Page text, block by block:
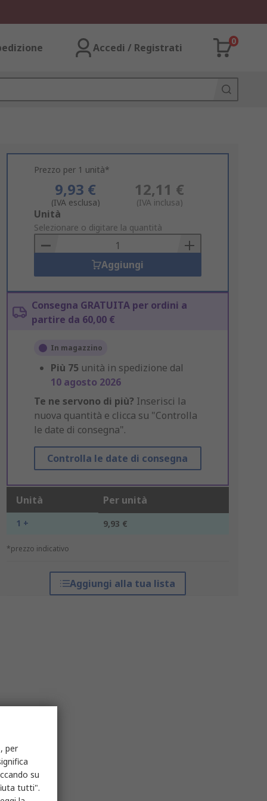
Accedi / Registrati
0
Prezzo per 1 unità*
9,93 €
(IVA esclusa)
12,11 €
(IVA inclusa)
Add
to
Basket
Unità
Selezionare o digitare la quantità
Aggiungi
Consegna GRATUITA per ordini a
partire da 60,00 €
In magazzino
Più 75 unità in spedizione dal
10 agosto 2026
Te ne servono di più? Inserisci la
nuova quantità e clicca su "Controlla
le date di consegna".
Controlla le date di consegna
Unità Per unità
1 + 9,93 €
*prezzo indicativo
Aggiungi alla tua lista
per
su
tutti".